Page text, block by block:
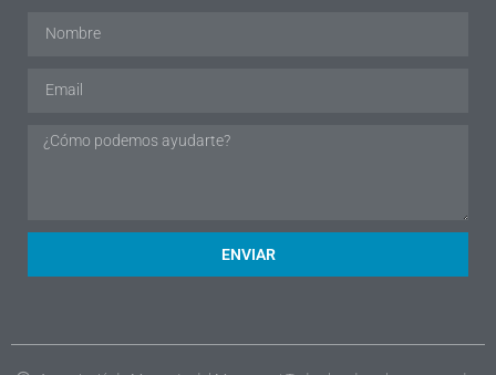
ENVIAR